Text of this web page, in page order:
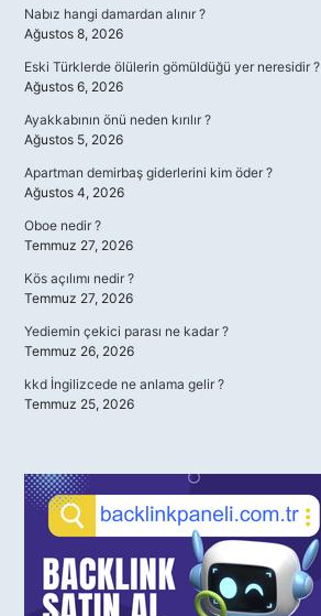
Nabız hangi damardan alınır ?
Ağustos 8, 2026
Eski Türklerde ölülerin gömüldüğü yer neresidir ?
Ağustos 6, 2026
Ayakkabının önü neden kırılır ?
Ağustos 5, 2026
Apartman demirbaş giderlerini kim öder ?
Ağustos 4, 2026
Oboe nedir ?
Temmuz 27, 2026
Kös açılımı nedir ?
Temmuz 27, 2026
Yediemin çekici parası ne kadar ?
Temmuz 26, 2026
kkd İngilizcede ne anlama gelir ?
Temmuz 25, 2026